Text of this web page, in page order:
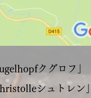
クグロフ
シュトレン